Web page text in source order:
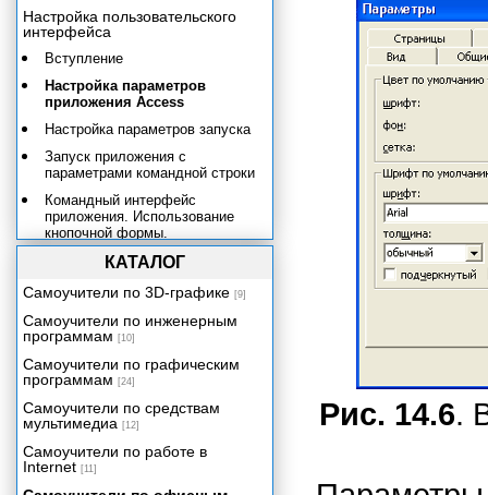
Рис. 14.6.
Настройка пользовательского
интерфейса
Вступление
Настройка параметров
приложения Access
Настройка параметров запуска
Запуск приложения с
параметрами командной строки
Командный интерфейс
приложения. Использование
кнопочной формы.
Создание и изменение панелей
Создание меню
Создание и изменение панелей
инструментов
Создание и удаление
контекстных меню
Связывание строк меню,
панелей инструментов и
контекстных меню с формами и
отчетами
КАТАЛОГ
Самоучители по 3D-графике [9]
Самоучители по инженерным
программам [10]
Самоучители по графическим
программам [24]
Самоучители по средствам
мультимедиа [12]
Самоучители по работе в
Internet [11]